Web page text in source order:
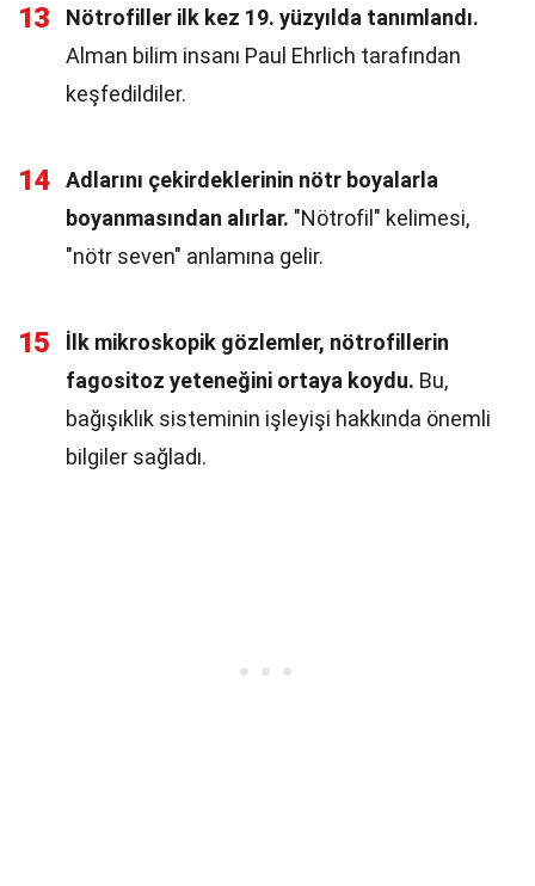
13
Nötrofiller ilk kez 19. yüzyılda tanımlandı.
Alman bilim insanı Paul Ehrlich tarafından
keşfedildiler.
14
Adlarını çekirdeklerinin nötr boyalarla
boyanmasından alırlar. "Nötrofil" kelimesi,
"nötr seven" anlamına gelir.
15
İlk mikroskopik gözlemler, nötrofillerin
fagositoz yeteneğini ortaya koydu. Bu,
bağışıklık sisteminin işleyişi hakkında önemli
bilgiler sağladı.